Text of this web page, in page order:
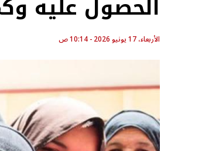
الحصول عليه
الأربعاء، 17 يونيو 2026 - 10:14 ص